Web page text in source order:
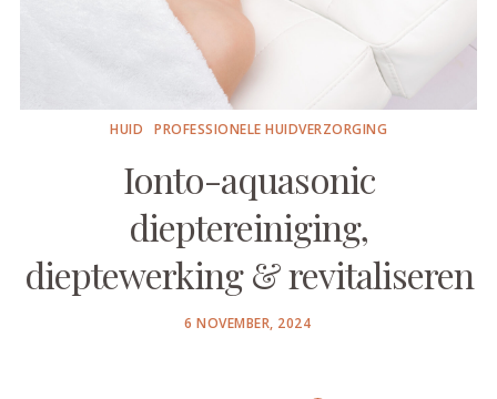
HUID PROFESSIONELE HUIDVERZORGING
Ionto-aquasonic
dieptereiniging,
dieptewerking & revitaliseren
POSTED
6 NOVEMBER, 2024